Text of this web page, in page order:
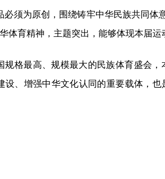
必须为原创，围绕铸牢中华民族共同体
体育精神，主题突出，能够体现本届运
规格最高、规模最大的民族体育盛会
设、增强中华文化认同的重要载体，